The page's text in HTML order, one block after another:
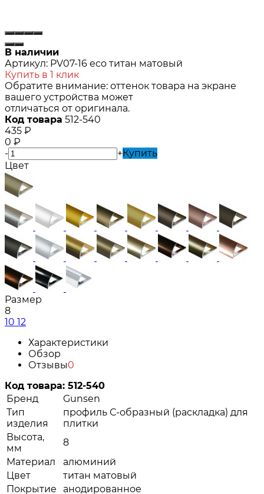
В наличии
Артикул: PV07-16 eco титан матовый
Купить в 1 клик
Обратите внимание: оттенок товара на экране
вашего устройства может
отличаться от оригинала.
Код товара 512-540
435 ₽
0 ₽
-
+Купить
Цвет
Размер
8
10 12
Характеристики
Обзор
Отзывы0
Код товара: 512-540
Бренд
Gunsen
Тип
изделия
профиль С-образный (раскладка) для
плитки
Высота,
мм
8
Материал
алюминий
Цвет
титан матовый
Покрытие
анодированное